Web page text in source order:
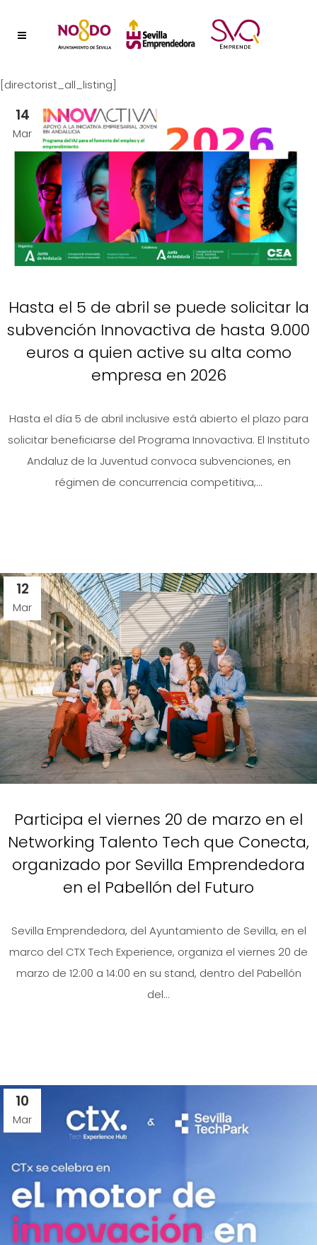
[directorist_all_listing]
14
Mar
Hasta el 5 de abril se puede solicitar la
subvención Innovactiva de hasta 9.000
euros a quien active su alta como
empresa en 2026
Hasta el día 5 de abril inclusive está abierto el plazo para
solicitar beneficiarse del Programa Innovactiva. El Instituto
Andaluz de la Juventud convoca subvenciones, en
régimen de concurrencia competitiva,...
12
Mar
Participa el viernes 20 de marzo en el
Networking Talento Tech que Conecta,
organizado por Sevilla Emprendedora
en el Pabellón del Futuro
Sevilla Emprendedora, del Ayuntamiento de Sevilla, en el
marco del CTX Tech Experience, organiza el viernes 20 de
marzo de 12:00 a 14:00 en su stand, dentro del Pabellón
del...
10
Mar